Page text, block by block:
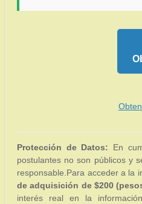
Protección de Datos: En
postulantes no son públicos y
responsable.Para acceder a la
de adquisición de $200
interés real en la